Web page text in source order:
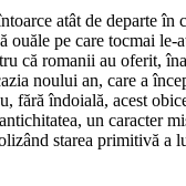
atât de departe în
ouăle pe care tocmai le-
că romanii au oferit,
noului an, care a
fără îndoială, acest
un caracter
starea primitivă a